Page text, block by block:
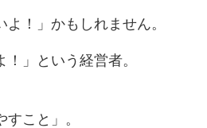
よ！」かもしれません。
」という経営者。
すこと」。